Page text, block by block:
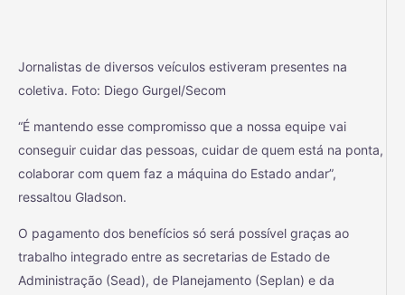
Jornalistas de diversos veículos estiveram presentes na
coletiva. Foto: Diego Gurgel/Secom
“É mantendo esse compromisso que a nossa equipe vai
conseguir cuidar das pessoas, cuidar de quem está na ponta,
colaborar com quem faz a máquina do Estado andar”,
ressaltou Gladson.
O pagamento dos benefícios só será possível graças ao
trabalho integrado entre as secretarias de Estado de
Administração (Sead), de Planejamento (Seplan) e da